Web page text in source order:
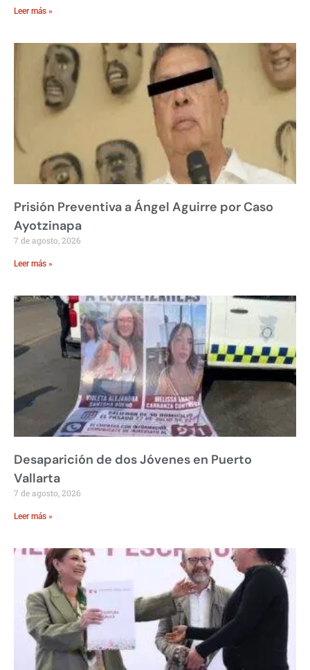
Leer más »
Prisión Preventiva a Ángel Aguirre por Caso
Ayotzinapa
7 de agosto, 2026
Leer más »
Desaparición de dos Jóvenes en Puerto
Vallarta
7 de agosto, 2026
Leer más »